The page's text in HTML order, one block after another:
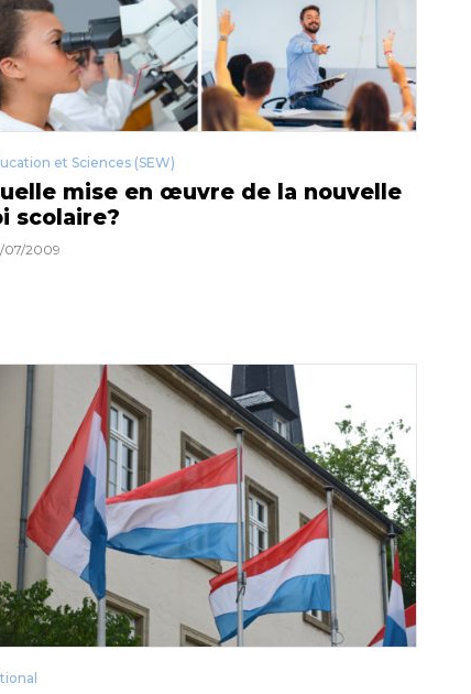
et Sciences (SEW)
mise en œuvre de la nouvelle
scolaire?
07/2009